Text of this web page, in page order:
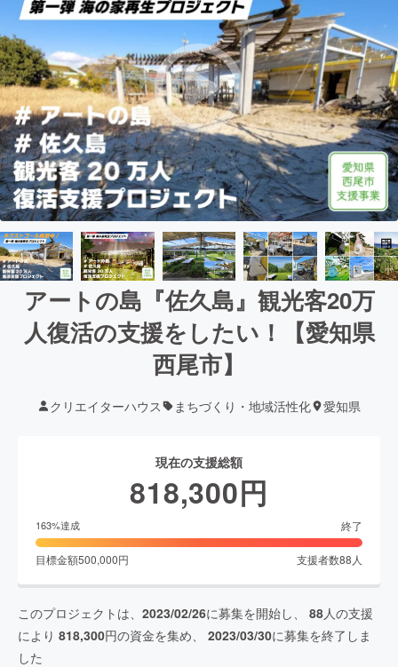
アートの島『佐久島』観光客20万
人復活の支援をしたい！【愛知県
西尾市】
クリエイターハウス まちづくり・地域活性化 愛知県
現在の支援総額
818,300円
163%達成 終了
目標金額500,000円 支援者数88 人
このプロジェクトは、 2023/02/26に募集を開始し、 88人の支援
により 818,300円の資金を集め、 2023/03/30に募集を終了しま
した